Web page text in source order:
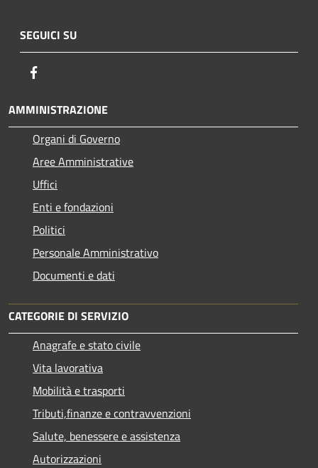
SEGUICI SU
AMMINISTRAZIONE
Organi di Governo
Aree Amministrative
Uffici
Enti e fondazioni
Politici
Personale Amministrativo
Documenti e dati
CATEGORIE DI SERVIZIO
Anagrafe e stato civile
Vita lavorativa
Mobilità e trasporti
Tributi,finanze e contravvenzioni
Salute, benessere e assistenza
Autorizzazioni